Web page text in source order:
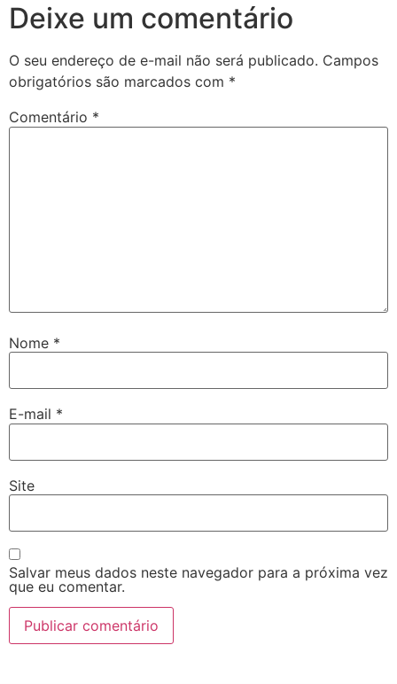
Deixe um comentário
O seu endereço de e-mail não será publicado. Campos
obrigatórios são marcados com *
Comentário *
Nome *
E-mail *
Site
Salvar meus dados neste navegador para a próxima vez
que eu comentar.